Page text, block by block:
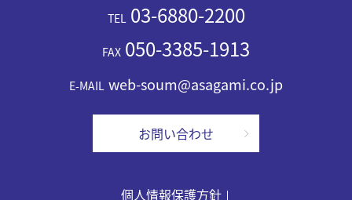
TEL03-6880-2200
FAX 050-3385-1913
E-MAIL web-soum@asagami.co.jp
お問い合わせ
個人情報保護方針